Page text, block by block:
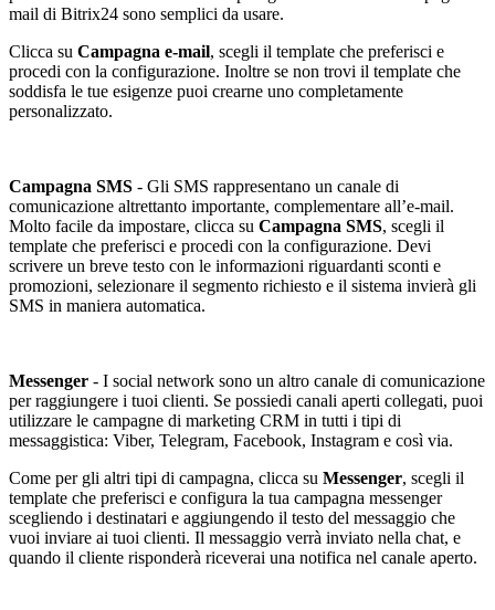
mail di Bitrix24 sono semplici da usare.
Clicca su Campagna e-mail, scegli il template che preferisci e
procedi con la configurazione. Inoltre se non trovi il template che
soddisfa le tue esigenze puoi crearne uno completamente
personalizzato.
Campagna SMS - Gli SMS rappresentano un canale di
comunicazione altrettanto importante, complementare all’e-mail.
Molto facile da impostare, clicca su Campagna SMS, scegli il
template che preferisci e procedi con la configurazione. Devi
scrivere un breve testo con le informazioni riguardanti sconti e
promozioni, selezionare il segmento richiesto e il sistema invierà gli
SMS in maniera automatica.
Messenger - I social network sono un altro canale di comunicazione
per raggiungere i tuoi clienti. Se possiedi canali aperti collegati, puoi
utilizzare le campagne di marketing CRM in tutti i tipi di
messaggistica: Viber, Telegram, Facebook, Instagram e così via.
Come per gli altri tipi di campagna, clicca su Messenger, scegli il
template che preferisci e configura la tua campagna messenger
scegliendo i destinatari e aggiungendo il testo del messaggio che
vuoi inviare ai tuoi clienti. Il messaggio verrà inviato nella chat, e
quando il cliente risponderà riceverai una notifica nel canale aperto.